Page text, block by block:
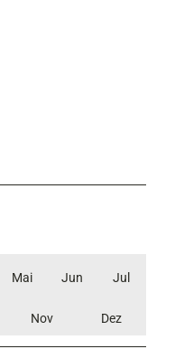
Mai Jun Jul
Nov Dez